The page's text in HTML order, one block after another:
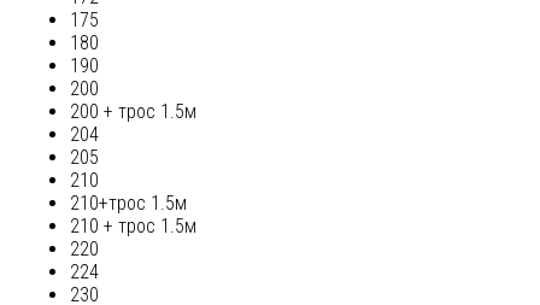
175
180
190
200
200 + трос 1.5м
204
205
210
210+трос 1.5м
210 + трос 1.5м
220
224
230